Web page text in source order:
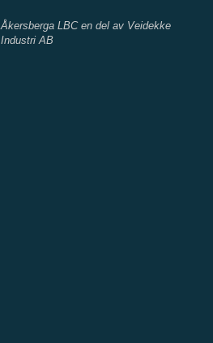
Åkersberga LBC en del av Veidekke
Industri AB